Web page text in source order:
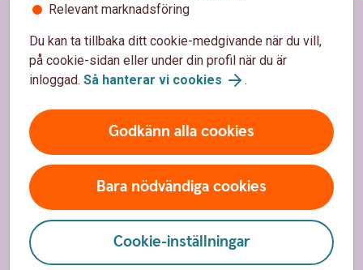
Relevant marknadsföring
Du kan ta tillbaka ditt cookie-medgivande när du vill,
på cookie-sidan eller under din profil när du är
inloggad. Så hanterar vi cookies .
Godkänn alla cookies
Bara nödvändiga cookies
Cookie-inställningar
Sidfot
Räkna
Ränta på ränta-kalkylator
Bolånekalkyl
Räkna på billån
Räkna ut pension
Hitta snabbt